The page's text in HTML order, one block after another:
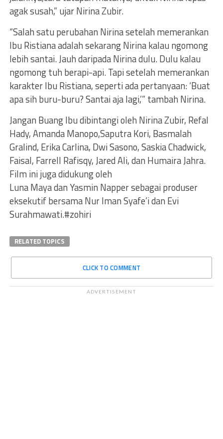
agak susah,” ujar Nirina Zubir.
“Salah satu perubahan Nirina setelah memerankan
Ibu Ristiana adalah sekarang Nirina kalau ngomong
lebih santai. Jauh daripada Nirina dulu. Dulu kalau
ngomong tuh berapi-api. Tapi setelah memerankan
karakter Ibu Ristiana, seperti ada pertanyaan: ‘Buat
apa sih buru-buru? Santai aja lagi,’” tambah Nirina.
Jangan Buang Ibu dibintangi oleh Nirina Zubir, Refal
Hady, Amanda Manopo,Saputra Kori, Basmalah
Gralind, Erika Carlina, Dwi Sasono, Saskia Chadwick,
Faisal, Farrell Rafisqy, Jared Ali, dan Humaira Jahra.
Film ini juga didukung oleh
Luna Maya dan Yasmin Napper sebagai produser
eksekutif bersama Nur Iman Syafe’i dan Evi
Surahmawati.#zohiri
RELATED TOPICS
CLICK TO COMMENT
ADVERTISEMENT